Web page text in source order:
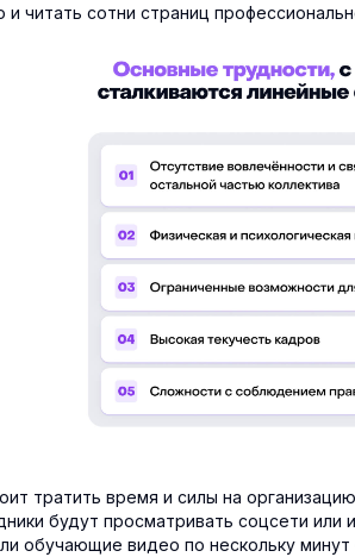
и читать сотни страниц
тратить время и силы на
будут просматривать соцсети или
обучающие видео по нескольку